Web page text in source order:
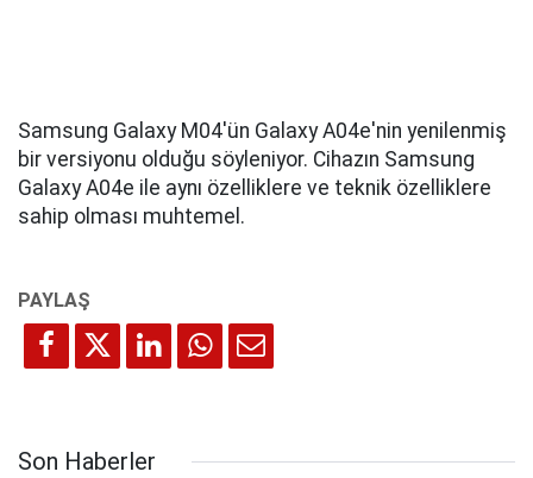
Samsung Galaxy M04'ün Galaxy A04e'nin yenilenmiş
bir versiyonu olduğu söyleniyor. Cihazın Samsung
Galaxy A04e ile aynı özelliklere ve teknik özelliklere
sahip olması muhtemel.
Son Haberler